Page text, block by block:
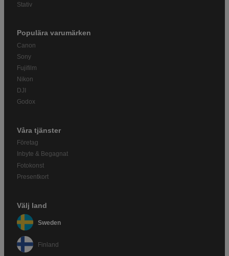
Stativ
Populära varumärken
Canon
Sony
Fujifilm
Nikon
DJI
Godox
Våra tjänster
Företag
Inbyte & Begagnat
Fotokonst
Presentkort
Välj land
Sweden
Finland